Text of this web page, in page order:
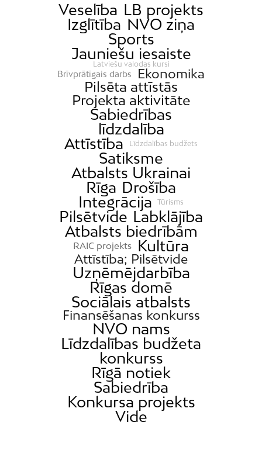
Veselība LB projekts
Izglītība NVO ziņa
Sports
Jauniešu iesaiste
Latviešu valodas kursi
Brīvprātīgais darbs Ekonomika
Pilsēta attīstās
Projekta aktivitāte
Sabiedrības
līdzdalība
Attīstība
Līdzdalības budžets
Satiksme
Atbalsts Ukrainai
Rīga Drošība
Integrācija
Tūrisms
Pilsētvide Labklājība
Atbalsts biedrībām
RAIC projekts Kultūra
Attīstība; Pilsētvide
Uzņēmējdarbība
Rīgas domē
Sociālais atbalsts
Finansēšanas konkurss
NVO nams
Līdzdalības budžeta
konkurss
Rīgā notiek
Sabiedrība
Konkursa projekts
Vide